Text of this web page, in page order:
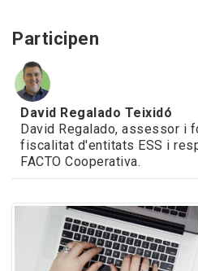
Participen
David Regalado Teixidó
David Regalado, assessor i
fiscalitat d'entitats ESS i
FACTO Cooperativa.